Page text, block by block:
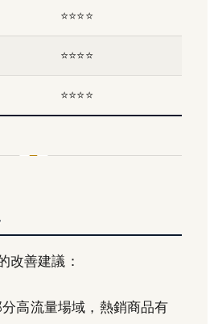
⭐⭐⭐⭐
⭐⭐⭐⭐
⭐⭐⭐⭐
改善建議：
高流量場域，熱銷商品有